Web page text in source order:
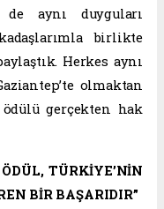
aynı duyguları
birlikte
Herkes aynı
olmaktan
gerçekten hak
TÜRKİYE’NİN
BİR BAŞARIDIR”